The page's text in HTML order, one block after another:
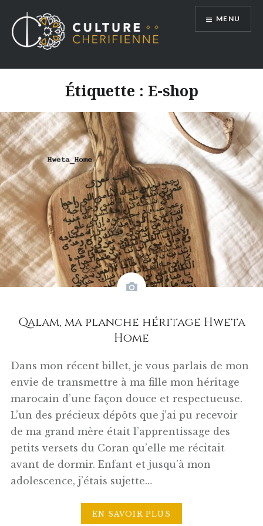
contenu
MENU
Étiquette : E-shop
Qalam, ma planche héritage Hweta
Home
Dans mon récent billet, je vous parlais de mon
envie de transmettre à ma fille mon héritage
marocain d’une façon douce et respectueuse.
L’un des précieux dépôts que j’ai pu recevoir
de ma grand mère était l’apprentissage des
petits versets du Coran qu’elle me récitait
avant de dormir. Enfant et jusqu’à mon
adolescence, j’étais sujette…
EN SAVOIR PLUS